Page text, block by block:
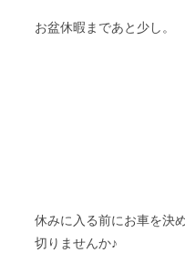
お盆休暇まであと少し。
休みに入る前にお車を決
切りませんか♪